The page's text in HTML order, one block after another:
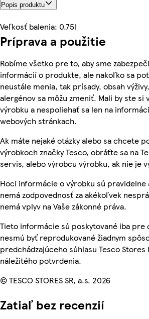
Popis produktu
Veľkosť balenia: 0.75l
Príprava a použitie
Robíme všetko pre to, aby sme
informácií o produkte, ale nakoľko sa
neustále menia, tak prísady, obsah
alergénov sa môžu zmeniť. Mali by ste
výrobku a nespoliehať sa len na
webových stránkach.
Ak máte nejaké otázky alebo sa chcete
výrobkoch značky Tesco, obráťte sa na
servis, alebo výrobcu výrobku, ak nie je
Hoci informácie o výrobku sú pravidelne
nemá zodpovednosť za akékoľvek
nemá vplyv na Vaše zákonné práva.
Tieto informácie sú poskytované iba pre
nesmú byť reprodukované žiadnym
predchádzajúceho súhlasu Tesco Stores
náležitého potvrdenia.
© TESCO STORES SR, a.s. 2026
Zatiaľ bez recenzií